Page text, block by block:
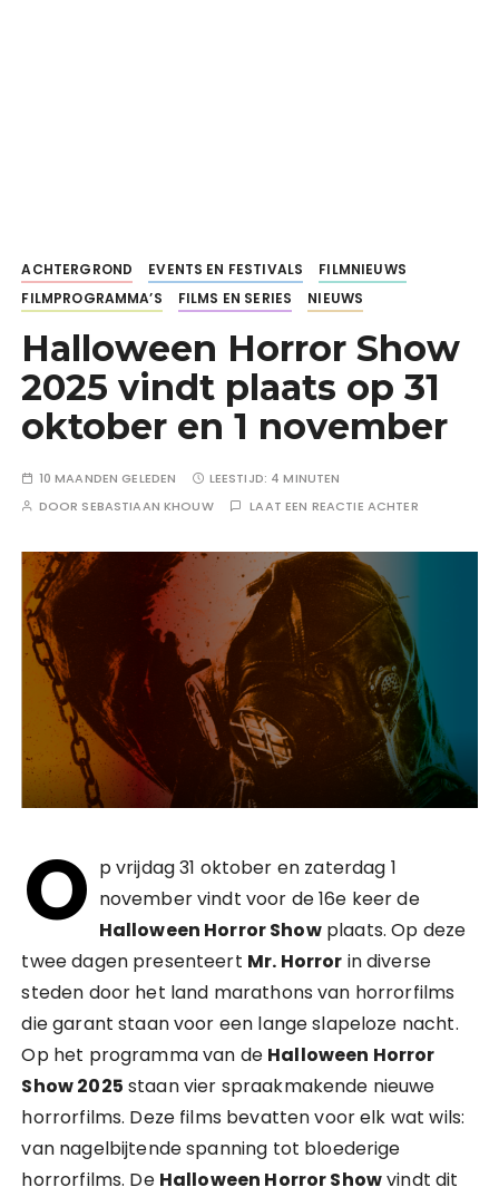
ACHTERGROND EVENTS EN FESTIVALS
FILMNIEUWS
FILMPROGRAMMA’S
FILMS EN SERIES NIEUWS
Halloween Horror Show
2025 vindt plaats op 31
oktober en 1 november
10 MAANDEN GELEDEN LEESTIJD: 4 MINUTEN
DOOR SEBASTIAAN KHOUW LAAT EEN REACTIE ACHTER
O p vrijdag 31 oktober en zaterdag 1
november vindt voor de 16e keer de
Halloween Horror Showplaats. Op deze
twee dagen presenteert Mr. Horror in diverse
steden door het land marathons van horrorfilms
die garant staan voor een lange slapeloze nacht.
Op het programma van de Halloween Horror
Show 2025 staan vier spraakmakende nieuwe
horrorfilms. Deze films bevatten voor elk wat wils:
van nagelbijtende spanning tot bloederige
horrorfilms. De Halloween Horror Showvindt dit